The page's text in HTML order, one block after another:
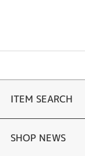
ITEM SEARCH
婚約指輪
SHOP NEWS